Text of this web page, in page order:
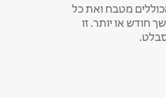
מטבח ואת כל
חודש או יותר. זו